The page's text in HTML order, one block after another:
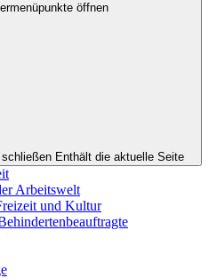
öffnen
Enthält die aktuelle Seite
Arbeitswelt
und Kultur